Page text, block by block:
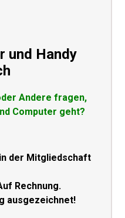
und Handy
Andere fragen,
Computer geht?
der Mitgliedschaft
Rechnung.
ausgezeichnet!